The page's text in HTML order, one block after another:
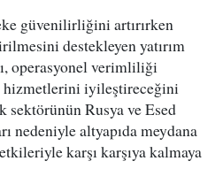
güvenilirliğini artırırken
destekleyen yatırım
operasyonel verimliliği
iyileştireceğini
Rusya ve Esed
nedeniyle altyapıda meydana
karşı karşıya kalmaya